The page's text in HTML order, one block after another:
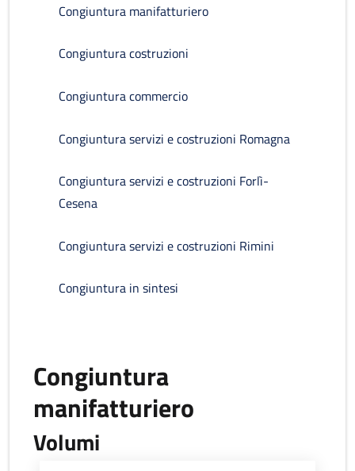
Congiuntura manifatturiero
Congiuntura costruzioni
Congiuntura commercio
Congiuntura servizi e costruzioni Romagna
Congiuntura servizi e costruzioni Forlì-
Cesena
Congiuntura servizi e costruzioni Rimini
Congiuntura in sintesi
Congiuntura
manifatturiero
Volumi